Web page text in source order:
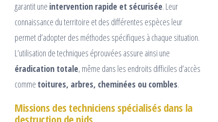
garantit une intervention rapide et sécurisée. Leur
connaissance du territoire et des différentes espèces leur
permet d’adopter des méthodes spécifiques à chaque situation.
L’utilisation de techniques éprouvées assure ainsi une
éradication totale, même dans les endroits difficiles d’accès
comme toitures, arbres, cheminées ou combles.
Missions des techniciens spécialisés dans la